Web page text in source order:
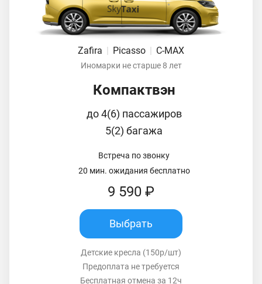
Zafira | Picasso | C-MAX
Иномарки не старше 8 лет
Компактвэн
до 4(6) пассажиров
5(2) багажа
Встреча по звонку
20 мин. ожидания бесплатно
9 590 ₽
Выбрать
Детские кресла (150р/шт)
Предоплата не требуется
Бесплатная отмена за 12ч